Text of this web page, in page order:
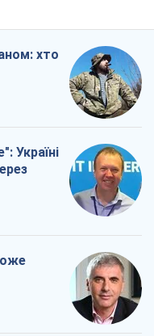
хто
Україні